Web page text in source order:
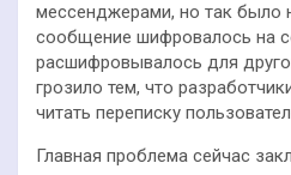
мессенджерами, но так было
сообщение шифровалось на
расшифровывалось для
грозило тем, что
читать переписку
Главная проблема сейчас